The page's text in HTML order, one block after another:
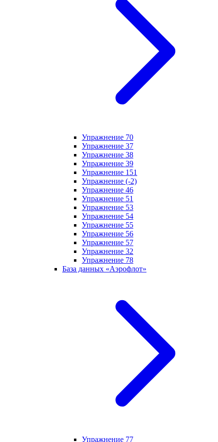
Упражнение 70
Упражнение 37
Упражнение 38
Упражнение 39
Упражнение 151
Упражнение (-2)
Упражнение 46
Упражнение 51
Упражнение 53
Упражнение 54
Упражнение 55
Упражнение 56
Упражнение 57
Упражнение 32
Упражнение 78
База данных «Аэрофлот»
Упражнение 77